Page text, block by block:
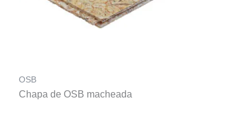
OSB
Chapa de OSB macheada